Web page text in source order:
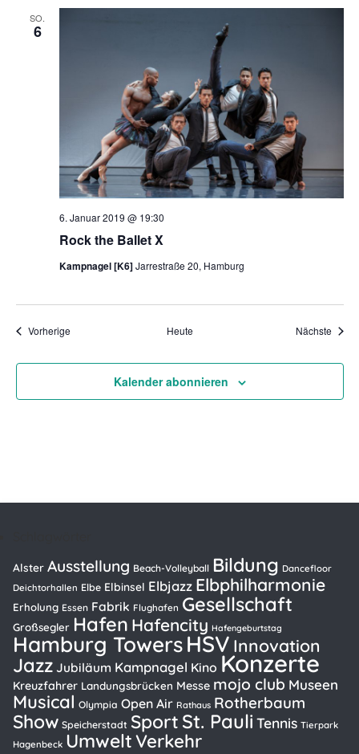
SO.
6
Rock the Ballet X
6. Januar 2019 @ 19:30
Kampnagel [K6]Jarrestraße 20, Hamburg
VorherigeVeranstaltungen Heute Nächste
Kalender abonnieren
Alster Ausstellung Beach-Volleyball Bildung Dancefloor
Deichtorhallen Elbe Elbinsel Elbjazz Elbphilharmonie
Erholung Essen Fabrik Flughafen Gesellschaft
Großsegler Hafen Hafencity Hafengeburtstag
Hamburg TowersHSV Innovation
Jazz Jubiläum Kampnagel Kino Konzerte
Kreuzfahrer Landungsbrücken Messe mojo club Museen
Musical Olympia Open Air Rathaus Rotherbaum
Show Speicherstadt Sport St. Pauli Tennis Tierpark
Hagenbeck UmweltVerkehr